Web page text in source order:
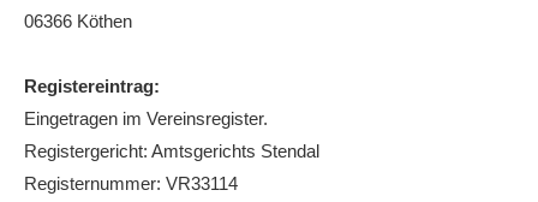
TRAINING
Trainingszeiten
Trainer
06366 Köthen
Registereintrag:
Eingetragen im Vereinsregister.
Registergericht: Amtsgerichts Stendal
Registernummer: VR33114